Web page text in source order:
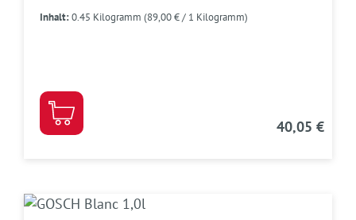
Inhalt:0.45 Kilogramm (89,00 € / 1 Kilogramm)
40,05 €